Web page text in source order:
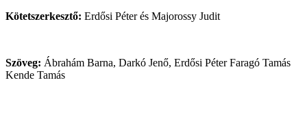
Kötetszerkesztő: Erdősi Péter és Majorossy Judit
Szöveg: Ábrahám Barna, Darkó Jenő, Erdősi Péter Faragó Tamás
Kende Tamás